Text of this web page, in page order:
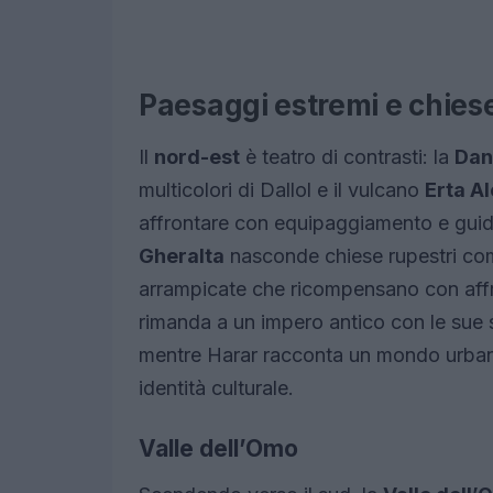
Paesaggi estremi e
Il nord-est è teatro di contrasti: la
multicolori di Dallol e il vulcano Erta
affrontare con equipaggiamento e
Gheralta nasconde chiese rupestri
arrampicate che ricompensano con
rimanda a un impero antico con le sue
mentre Harar racconta un mondo
identità culturale.
Valle dell’Omo